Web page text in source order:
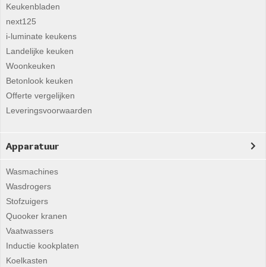
Keukenbladen
next125
i-luminate keukens
Landelijke keuken
Woonkeuken
Betonlook keuken
Offerte vergelijken
Leveringsvoorwaarden
Apparatuur
Wasmachines
Wasdrogers
Stofzuigers
Quooker kranen
Vaatwassers
Inductie kookplaten
Koelkasten